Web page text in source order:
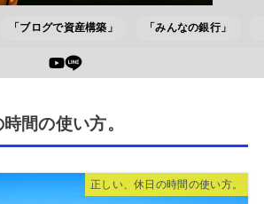
「ブログで資産構築」 「みんなの銀行」
間の使い方。
正しい、休日の時間の使い方。